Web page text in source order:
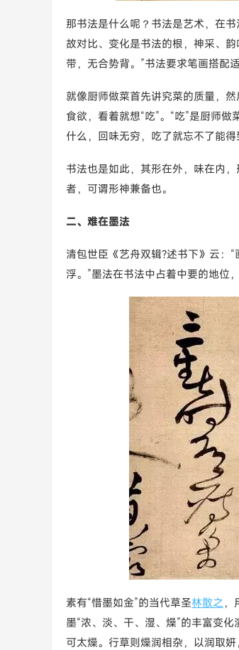
那书法是什么呢？书法是艺术，在
故对比、变化是书法的根，神采、
带，无合势背。”书法要求笔画搭配
就像厨师做菜首先讲究菜的质量，
食欲，看着就想“吃”。“吃”是厨师
什么，回味无穷，吃了就忘不了能得
书法也是如此，其形在外，味在内
者，可谓形神兼备也。
二、难在墨法
清包世臣《艺舟双辑?述书下》云：
浮。”墨法在书法中占着中要的地位
素有“惜墨如金”的当代草圣林散之 ，
墨“浓、淡、干、湿、燥”的丰富变
可太燥。行草则燥润相杂，以润取